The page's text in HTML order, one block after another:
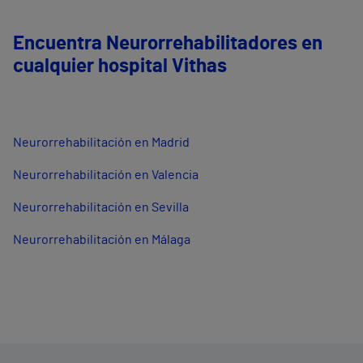
Encuentra Neurorrehabilitadores en
cualquier hospital Vithas
Neurorrehabilitación en Madrid
Neurorrehabilitación en Valencia
Neurorrehabilitación en Sevilla
Neurorrehabilitación en Málaga